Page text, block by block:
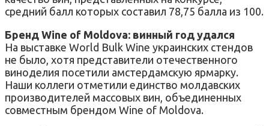
средний балл которых составил 78,75 балла из 100.
Бренд Wine of Moldova: винный год удался
На выставке World Bulk Wine украинских стендов
не было, хотя представители отечественного
виноделия посетили амстердамскую ярмарку.
Наши коллеги отметили единство молдавских
производителей массовых вин, объединенных
совместным брендом Wine of Moldova.